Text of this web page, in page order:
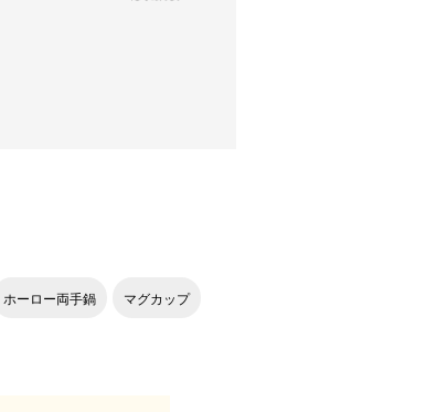
ホーロー両手鍋 マグカップ